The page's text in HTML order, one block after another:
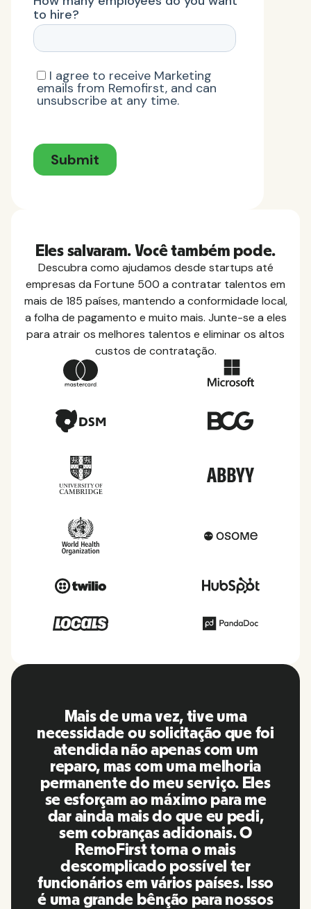
Eles salvaram. Você também pode.
Descubra como ajudamos desde startups até
empresas da Fortune 500 a contratar talentos em
mais de 185 países, mantendo a conformidade local,
a folha de pagamento e muito mais. Junte-se a eles
para atrair os melhores talentos e eliminar os altos
custos de contratação.
O RemoFirst é uma plataforma
incrível, tudo é extremamente
amigável e fácil de usar em
comparação com outras
ferramentas que usei no passado.
A Inna e a equipe foram pontuais e
responderam às minhas perguntas
de maneira mais do que oportuna,
além de facilitar muito a nossa
vida! Ótimas pessoas e
plataforma, eu a recomendo para
minha rede de contatos.